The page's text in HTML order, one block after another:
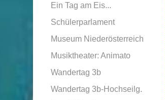
Ein Tag am Eis...
Schülerparlament
Museum Niederösterreich
Musiktheater: Animato
Wandertag 3b
Wandertag 3b-Hochseilg.